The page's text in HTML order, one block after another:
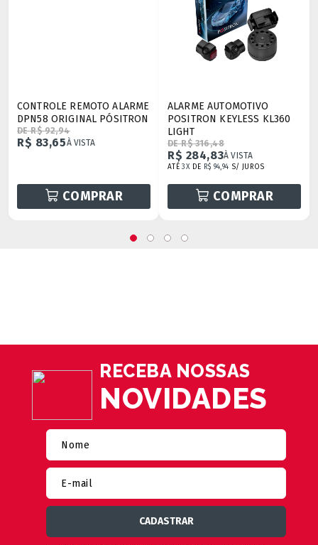
CONTROLE REMOTO ALARME
DPN58 ORIGINAL PÓSITRON
DE R$ 92,94
R$ 83,65À VISTA
COMPRAR
ALARME AUTOMOTIVO
POSITRON KEYLESS KL360
LIGHT
DE R$ 316,48
R$ 284,83À VISTA
ATÉ3XDE R$ 94,94 S/ JUROS
COMPRAR
RECEBA NOSSAS
NOVIDADES